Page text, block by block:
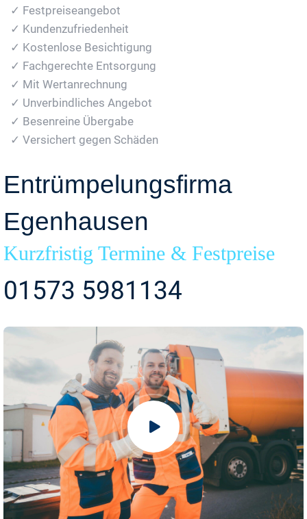
✓ Festpreiseangebot
✓ Kundenzufriedenheit
✓ Kostenlose Besichtigung
✓ Fachgerechte Entsorgung
✓ Mit Wertanrechnung
✓ Unverbindliches Angebot
✓ Besenreine Übergabe
✓ Versichert gegen Schäden
Entrümpelungsfirma
Egenhausen
Kurzfristig Termine & Festpreise
01573 5981134